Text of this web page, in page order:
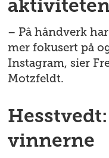
– På håndverk
mer fokusert på
Instagram, sier
Motzfeldt.
vinnerne